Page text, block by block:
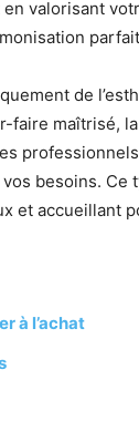
valorisant
de
maîtrisé,
besoins.
et accueillant
à l’achat